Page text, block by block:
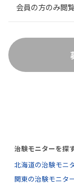
会員の方のみ閲
治験モニターを探
北海道の治験モニ
関東の治験モニタ